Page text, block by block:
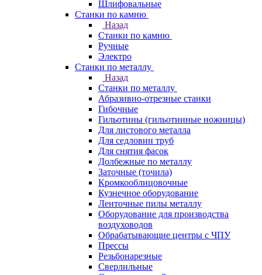
Шлифовальные
Станки по камню
Назад
Станки по камню
Ручные
Электро
Станки по металлу
Назад
Станки по металлу
Абразивно-отрезные станки
Гибочные
Гильотины (гильотинные ножницы)
Для листового металла
Для седловин труб
Для снятия фасок
Долбежные по металлу
Заточные (точила)
Кромкооблицовочные
Кузнечное оборудование
Ленточные пилы металлу
Оборудование для производства
воздуховодов
Обрабатывающие центры с ЧПУ
Прессы
Резьбонарезные
Сверлильные